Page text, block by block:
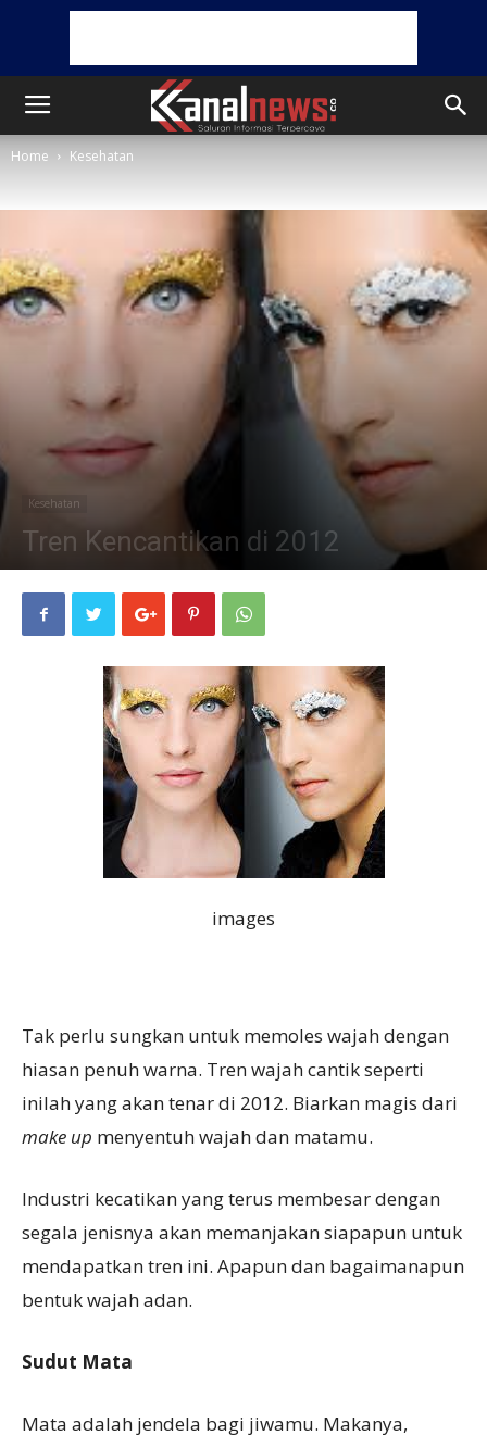
Home Kesehatan
Kesehatan
Tren Kencantikan di 2012
04/01/2012
images
Tak perlu sungkan untuk memoles wajah dengan
hiasan penuh warna. Tren wajah cantik seperti
inilah yang akan tenar di 2012. Biarkan magis dari
make up menyentuh wajah dan matamu.
Industri kecatikan yang terus membesar dengan
segala jenisnya akan memanjakan siapapun untuk
mendapatkan tren ini. Apapun dan bagaimanapun
bentuk wajah adan.
Sudut Mata
Mata adalah jendela bagi jiwamu. Makanya,